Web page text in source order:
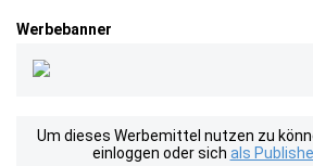
Werbebanner
Um dieses Werbemittel nutzen zu
einloggen oder sich als